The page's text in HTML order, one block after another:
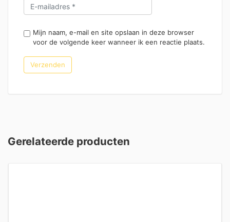
Mijn naam, e-mail en site opslaan in deze browser
voor de volgende keer wanneer ik een reactie plaats.
Gerelateerde producten